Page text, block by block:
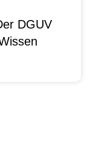
DGUV